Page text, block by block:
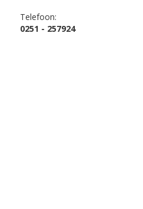
Telefoon:
0251 - 257924